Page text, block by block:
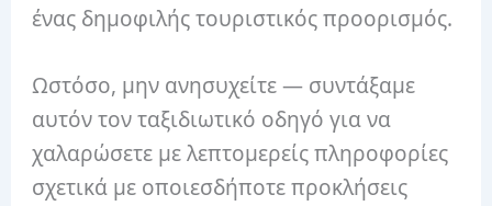
ένας δημοφιλής τουριστικός προορισμός.
Ωστόσο, μην ανησυχείτε — συντάξαμε
αυτόν τον ταξιδιωτικό οδηγό για να
χαλαρώσετε με λεπτομερείς πληροφορίες
σχετικά με οποιεσδήποτε προκλήσεις